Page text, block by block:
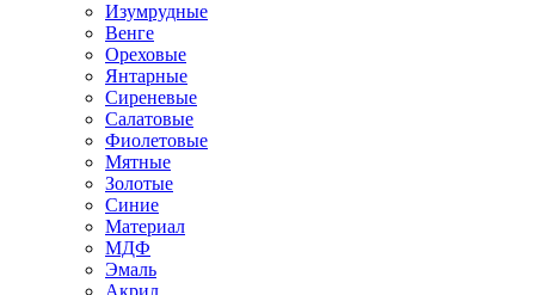
Изумрудные
Венге
Ореховые
Янтарные
Сиреневые
Салатовые
Фиолетовые
Мятные
Золотые
Синие
Материал
МДФ
Эмаль
Акрил